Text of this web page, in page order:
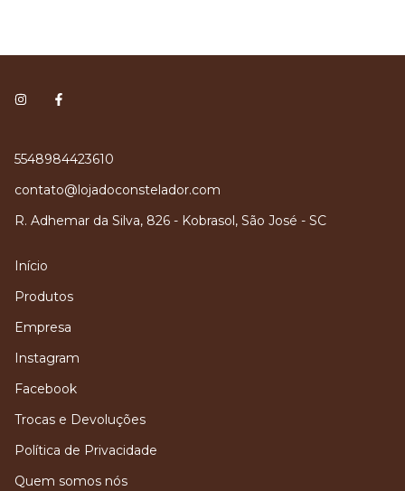
5548984423610
contato@lojadoconstelador.com
R. Adhemar da Silva, 826 - Kobrasol, São José - SC
Início
Produtos
Empresa
Instagram
Facebook
Trocas e Devoluções
Política de Privacidade
Quem somos nós